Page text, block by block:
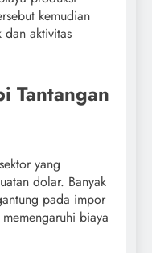
kemudian
aktivitas
Tantangan
yang
dolar. Banyak
pada impor
biaya